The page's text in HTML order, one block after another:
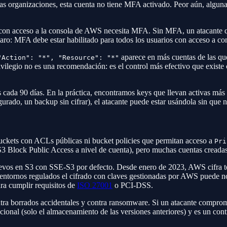
organizaciones, esta cuenta no tiene MFA activado. Peor aún,
acceso a la consola de AWS necesita MFA. Sin MFA, un
MFA debe estar habilitado para todos los usuarios con acceso a
"*", "Resource": "*" aparece en más cuentas de las
no es una recomendación: es el control más efectivo que
90 días. En la práctica, encontramos keys que llevan activas
un backup sin cifrar), el atacante puede estar usándola sin que
con ACLs públicas ni bucket policies que permitan acceso a
Public Access a nivel de cuenta), pero muchas cuentas
en S3 con SSE-S3 por defecto. Desde enero de 2023, AWS
regulados el cifrado con claves gestionadas por AWS puede
cumplir requisitos de ISO 27001 o PCI-DSS.
borrados accidentales y contra ransomware. Si un atacante
(solo el almacenamiento de las versiones anteriores) y es un